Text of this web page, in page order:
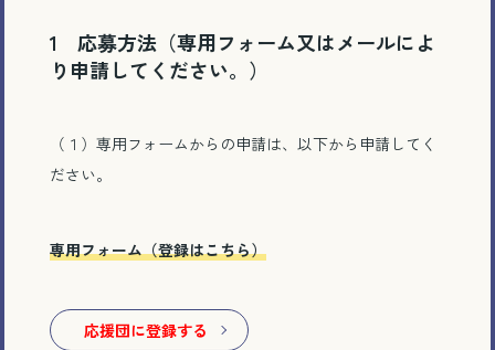
1 応募方法（専用フォーム又はメールによ
り申請してください。）
（１）専用フォームからの申請は、以下から申請してく
ださい。
専用フォーム（登録はこちら）
応援団に登録する